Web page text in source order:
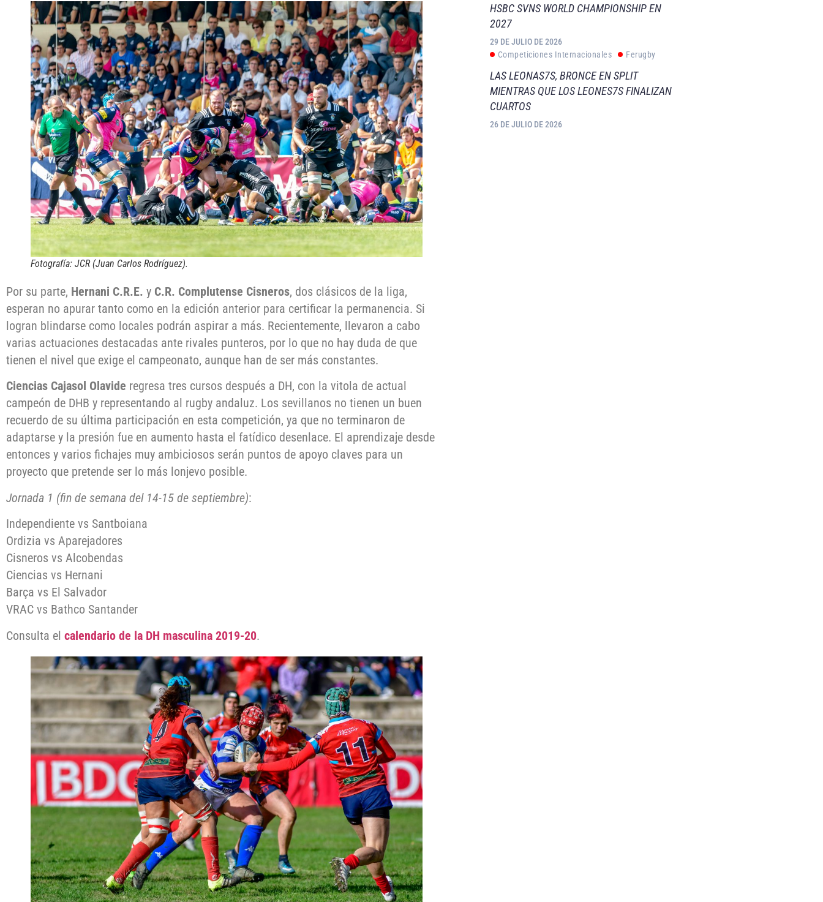
Fotografía: JCR (Juan Carlos Rodríguez).
Por su parte, Hernani C.R.E. y C.R. Complutense Cisneros, dos clásicos de la liga,
esperan no apurar tanto como en la edición anterior para certificar la permanencia. Si
logran blindarse como locales podrán aspirar a más. Recientemente, llevaron a cabo
varias actuaciones destacadas ante rivales punteros, por lo que no hay duda de que
tienen el nivel que exige el campeonato, aunque han de ser más constantes.
Ciencias Cajasol Olavide regresa tres cursos después a DH, con la vitola de actual
campeón de DHB y representando al rugby andaluz. Los sevillanos no tienen un buen
recuerdo de su última participación en esta competición, ya que no terminaron de
adaptarse y la presión fue en aumento hasta el fatídico desenlace. El aprendizaje desde
entonces y varios fichajes muy ambiciosos serán puntos de apoyo claves para un
proyecto que pretende ser lo más lonjevo posible.
Jornada 1 (fin de semana del 14-15 de septiembre):
Independiente vs Santboiana
Ordizia vs Aparejadores
Cisneros vs Alcobendas
Ciencias vs Hernani
Barça vs El Salvador
VRAC vs Bathco Santander
Consulta el calendario de la DH masculina 2019-20.
HSBC SVNS WORLD CHAMPIONSHIP EN
2027
29 DE JULIO DE 2026
Competiciones Internacionales
Ferugby
LAS LEONAS7S, BRONCE EN SPLIT
MIENTRAS QUE LOS LEONES7S FINALIZAN
CUARTOS
26 DE JULIO DE 2026